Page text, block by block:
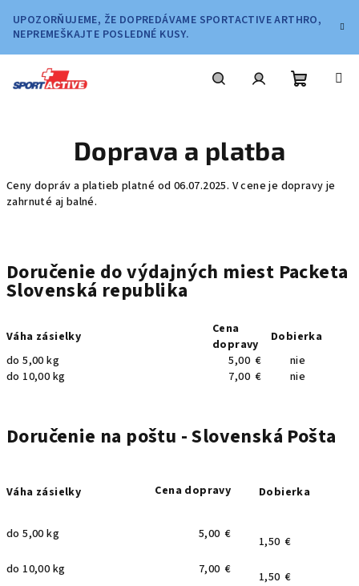
obsah
UPOZORŇUJEME, ŽE DOPREDÁVAME SPORTACTIVE ARTHRO,
NEPREMEŠKAJTE POSLEDNÉ KUSY.
Doprava a platba
Ceny dopráv a platieb platné od 06.07.2025. V cene je dopravy je
zahrnuté aj balné.
Doručenie do výdajných miest Packeta
Slovenská republika
Váha zásielky
Cena
dopravy
Dobierka
do 5,00 kg
5,00 €
nie
do 10,00 kg
7,00 € nie
Doručenie na poštu - Slovenská Pošta
Váha zásielky Cena dopravy Dobierka
do 5,00 kg 5,00 €
1,50 €
do 10,00 kg
7,00 €
1,50 €